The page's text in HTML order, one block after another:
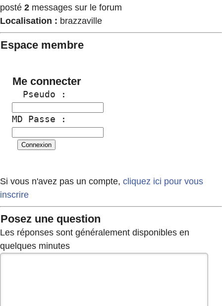
posté 2 messages sur le forum
Localisation : brazzaville
Espace membre
Me connecter
  Pseudo :
MD Passe :
Si vous n'avez pas un compte, cliquez ici pour vous
inscrire
Posez une question
Les réponses sont généralement disponibles en
quelques minutes